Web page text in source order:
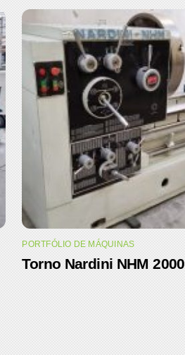
PORTFÓLIO DE MÁQUINAS
Torno Nardini NHM 2000